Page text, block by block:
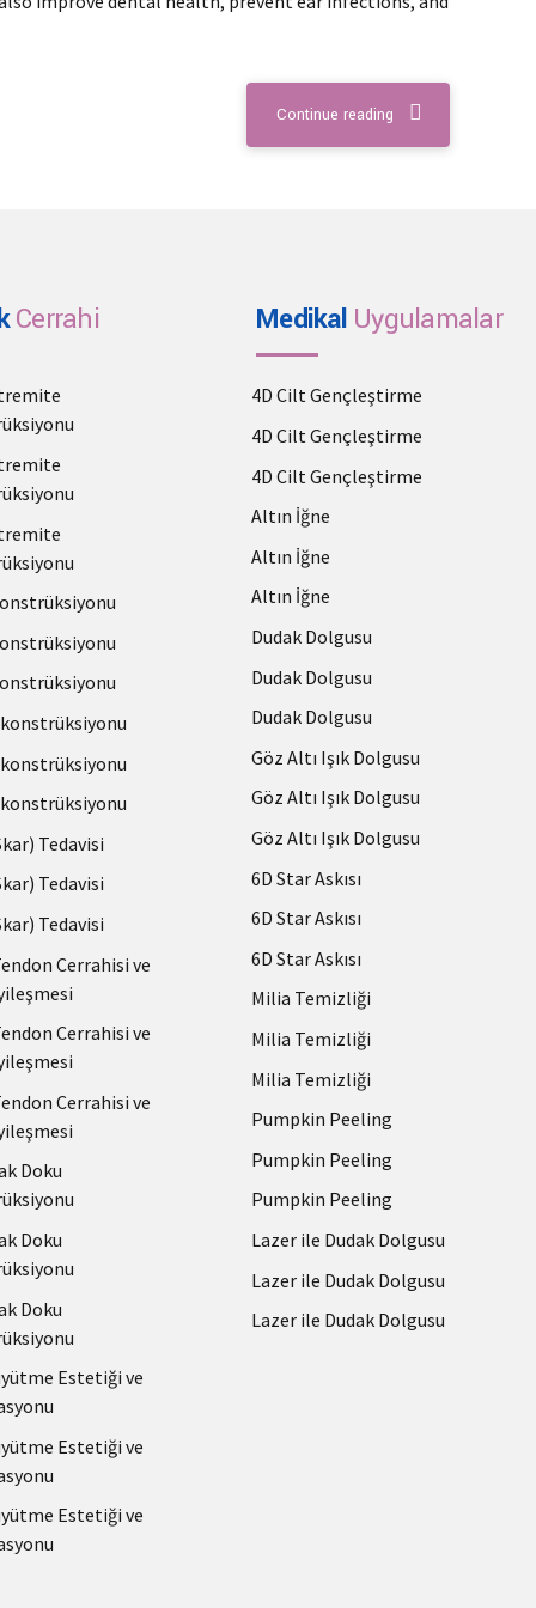
Continue reading
Cerrahi
Tedavisi
Tedavisi
Tedavisi
Cerrahisi ve
Cerrahisi ve
Cerrahisi ve
Doku
Doku
Doku
Estetiği ve
Estetiği ve
Estetiği ve
Medikal Uygulamalar
4D Cilt Gençleştirme
4D Cilt Gençleştirme
4D Cilt Gençleştirme
Altın İğne
Altın İğne
Altın İğne
Dudak Dolgusu
Dudak Dolgusu
Dudak Dolgusu
Göz Altı Işık Dolgusu
Göz Altı Işık Dolgusu
Göz Altı Işık Dolgusu
6D Star Askısı
6D Star Askısı
6D Star Askısı
Milia Temizliği
Milia Temizliği
Milia Temizliği
Pumpkin Peeling
Pumpkin Peeling
Pumpkin Peeling
Lazer ile Dudak Dolgusu
Lazer ile Dudak Dolgusu
Lazer ile Dudak Dolgusu